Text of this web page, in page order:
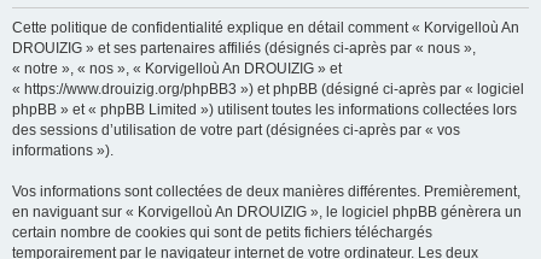
Cette politique de confidentialité explique en détail comment « Korvigelloù An
DROUIZIG » et ses partenaires affiliés (désignés ci-après par « nous »,
« notre », « nos », « Korvigelloù An DROUIZIG » et
« https://www.drouizig.org/phpBB3 ») et phpBB (désigné ci-après par « logiciel
phpBB » et « phpBB Limited ») utilisent toutes les informations collectées lors
des sessions d’utilisation de votre part (désignées ci-après par « vos
informations »).
Vos informations sont collectées de deux manières différentes. Premièrement,
en naviguant sur « Korvigelloù An DROUIZIG », le logiciel phpBB génèrera un
certain nombre de cookies qui sont de petits fichiers téléchargés
temporairement par le navigateur internet de votre ordinateur. Les deux